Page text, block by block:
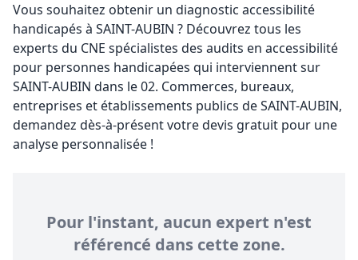
Vous souhaitez obtenir un diagnostic accessibilité
handicapés à SAINT-AUBIN ? Découvrez tous les
experts du CNE spécialistes des audits en accessibilité
pour personnes handicapées qui interviennent sur
SAINT-AUBIN dans le 02. Commerces, bureaux,
entreprises et établissements publics de SAINT-AUBIN,
demandez dès-à-présent votre devis gratuit pour une
analyse personnalisée !
Pour l'instant, aucun expert n'est
référencé dans cette zone.